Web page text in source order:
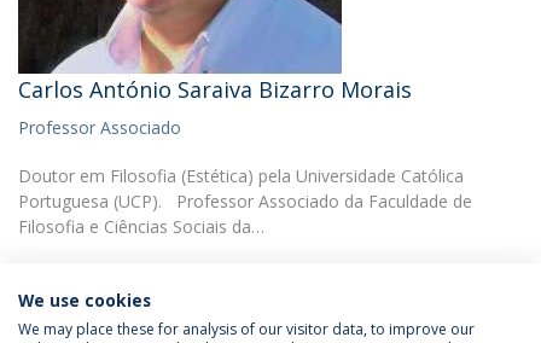
Carlos António Saraiva Bizarro Morais
Professor Associado
Doutor em Filosofia (Estética) pela Universidade Católica
Portuguesa (UCP). Professor Associado da Faculdade de
Filosofia e Ciências Sociais da…
We use cookies
We may place these for analysis of our visitor data, to improve our